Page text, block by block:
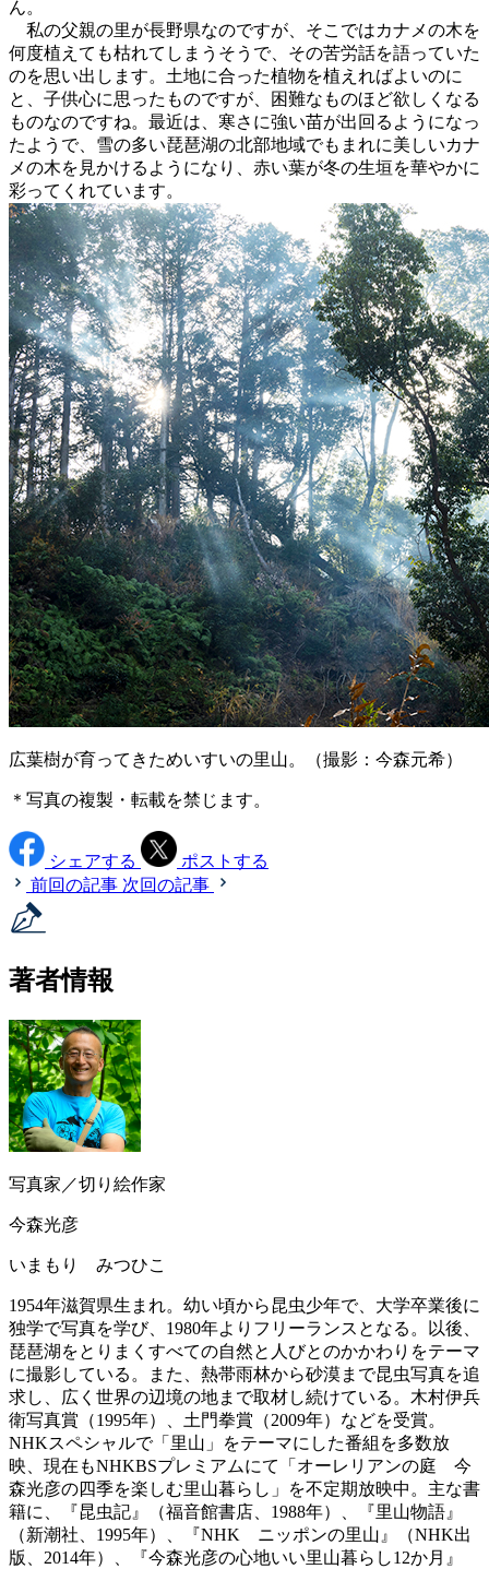
ん
私の父親の里が長野県なのですが、そこではカナメの木を
何度植えても枯れてしまうそうで、その苦労話を語っていた
のを思い出します。土地に合った植物を植えればよいのに
と、子供心に思ったものですが、困難なものほど欲しくなる
ものなのですね。最近は、寒さに強い苗が出回るようになっ
たようで、雪の多い琵琶湖の北部地域でもまれに美しいカナ
メの木を見かけるようになり、赤い葉が冬の生垣を華やかに
彩ってくれています。
広葉樹が育ってきためいすいの里山。（撮影：今森元希）
＊写真の複製・転載を禁じます。
シェアする
ポストする
前回の記事 次回の記事
著者情報
写真家／切り絵作家
今森光彦
いまもり みつひこ
1954年滋賀県生まれ。幼い頃から昆虫少年で、大学卒業後に
独学で写真を学び、1980年よりフリーランスとなる。以後、
琵琶湖をとりまくすべての自然と人びとのかかわりをテーマ
に撮影している。また、熱帯雨林から砂漠まで昆虫写真を追
求し、広く世界の辺境の地まで取材し続けている。木村伊兵
衛写真賞（1995年）、土門拳賞（2009年）などを受賞。
NHKスペシャルで「里山」をテーマにした番組を多数放
映、現在もNHKBSプレミアムにて「オーレリアンの庭 今
森光彦の四季を楽しむ里山暮らし」を不定期放映中。主な書
籍に、『昆虫記』（福音館書店、1988年）、『里山物語』
（新潮社、1995年）、『NHK ニッポンの里山』（NHK出
版、2014年）、『今森光彦の心地いい里山暮らし12か月』